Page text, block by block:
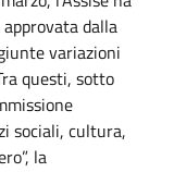
dalla
variazioni
questi, sotto
sociali, cultura,
la